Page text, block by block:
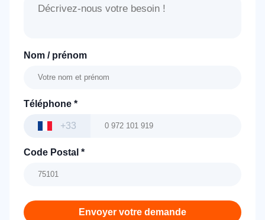
Nom / prénom
Téléphone *
+33
Code Postal *
Envoyer votre demande